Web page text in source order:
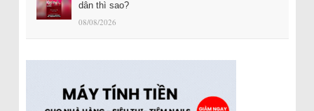
dân thì sao?
08/08/2026